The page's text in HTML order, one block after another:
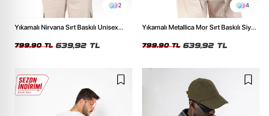
2
Yıkamalı Nirvana Sırt Baskılı Unisex
799,90 TL 639,92 TL
4
Yıkamalı Metallica Mor Sırt Baskılı Siyah
799,90 TL 639,92 TL